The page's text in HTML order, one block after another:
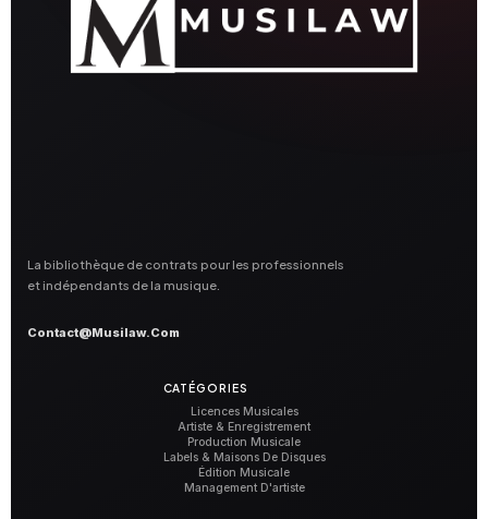
La bibliothèque de contrats pour les professionnels
et indépendants de la musique.
Contact@musilaw.com
CATÉGORIES
Licences Musicales
Artiste & Enregistrement
Production Musicale
Labels & Maisons De Disques
Édition Musicale
Management D'artiste